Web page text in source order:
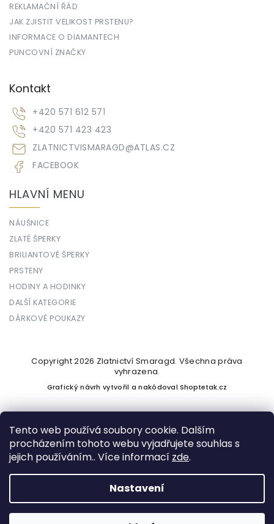
Tento web používá soubory cookie. Dalším
procházením tohoto webu vyjadřujete souhlas s
jejich používáním.. Více informací zde.
Nastavení
REKLAMAČNÍ ŘÁD
JAK ZJISTIT VELIKOST PRSTENU?
INFORMACE O DIAMANTECH
PUNCOVNÍ ZNAČKY
Kontakt
ZLATNICTVISMARAGD@ATLAS.CZ
+420 571 612 571
+420 571 423 423
FACEBOOK
HLAVNÍ MENU
NÁUŠNICE
ZLATÉ ŠPERKY
BRILIANTOVÉ ŠPERKY
PRSTENY
HODINY A HODINKY
DALŠÍ KATEGORIE
DÁRKOVÉ POUKAZY
Vytvořil Shoptet
Copyright 2026 Zlatnictví Smaragd. Všechna práva
vyhrazena.
Grafický návrh vytvořil a nakódovalShoptetak.cz
Podle zákona o evidenci tržeb je prodávající povinen vystavit
kupujícímu účtenku. Zároveň je povinen zaevidovat přijatou
tržbu u správce daně online; v případě technického výpadku